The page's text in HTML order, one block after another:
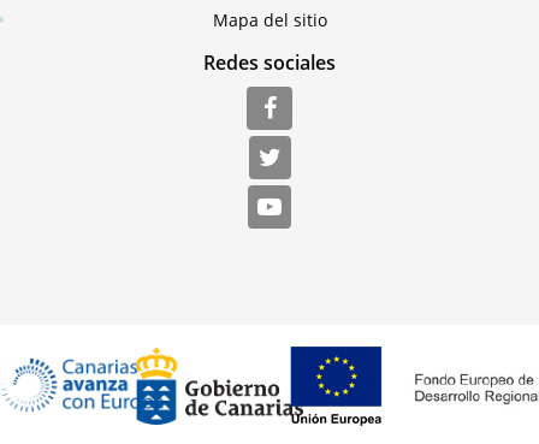
Mapa del sitio
Redes sociales